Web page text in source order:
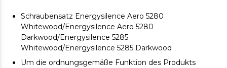
Schraubensatz Energysilence Aero 5280
Whitewood/Energysilence Aero 5280
Darkwood/Energysilence 5285
Whitewood/Energysilence 5285 Darkwood
Um die ordnungsgemäße Funktion des Produkts